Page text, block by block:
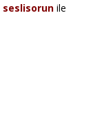
seslisorun ile